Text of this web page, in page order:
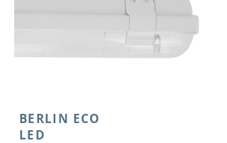
BERLIN ECO
LED